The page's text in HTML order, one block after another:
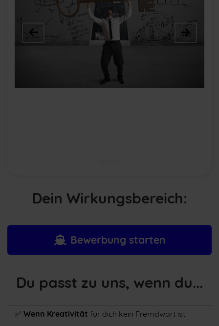
Dein Wirkungsbereich:
Bewerbung starten
Du passt zu uns, wenn du...
✅ Wenn Kreativität für dich kein Fremdwort ist